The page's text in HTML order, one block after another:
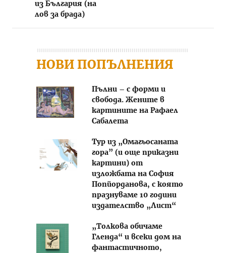
из България (на
лов за брада)
НОВИ ПОПЪЛНЕНИЯ
Пълни – с форми и
свобода. Жените в
картините на Рафаел
Сабалета
Тур из „Омагьосаната
гора” (и още приказни
картини) от
изложбата на София
Попйорданова, с която
празнуваме 10 години
издателство „Лист“
„Толкова обичаме
Гленда“ и всеки дом на
фантастичното,